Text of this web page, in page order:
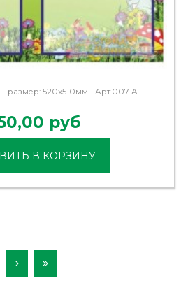
размер: 520х510мм - Арт.007 А
руб
В КОРЗИНУ